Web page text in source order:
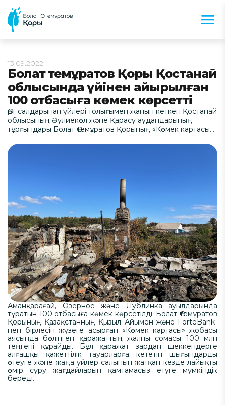
13.09.2022
Болат Өтемұратов Қоры Қостанай
облысында үйінен айырылған
100 отбасыға көмек көрсетті
Өрт салдарынан үйлері толығымен жанып кеткен Қостанай
облысының Әулиекөл және Қарасу аудандарының
тұрғындары Болат Өтемұратов Қорының «Көмек картасы»
Аманқарағай, Озерное және Лублинка ауылдарында
тұратын 100 отбасыға көмек көрсетілді. Болат Өтемұратов
Қорының Қазақстанның Қызыл Айымен және ForteBank-
пен бірлесіп жүзеге асырған «Көмек картасы» жобасы
аясында бөлінген қаражаттың жалпы сомасы 100 млн
теңгені құрайды. Бұл қаражат зардап шеккендерге
алғашқы қажеттілік тауарларға кететін шығындарды
өтеуге және жаңа үйлер салынып жатқан кезде лайықты
өмір сүру жағдайларын қамтамасыз етуге мүмкіндік
береді.